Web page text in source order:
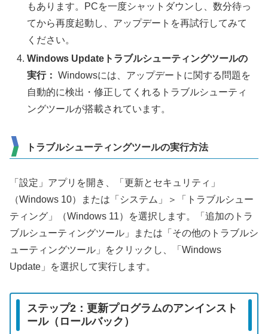
もあります。PCを一度シャットダウンし、数分待っ
てから再度起動し、アップデートを再試行してみて
ください。
Windows Updateトラブルシューティングツールの
実行： Windowsには、アップデートに関する問題を
自動的に検出・修正してくれるトラブルシューティ
ングツールが搭載されています。
トラブルシューティングツールの実行方法
「設定」アプリを開き、「更新とセキュリティ」
（Windows 10）または「システム」＞「トラブルシュー
ティング」（Windows 11）を選択します。「追加のトラ
ブルシューティングツール」または「その他のトラブルシ
ューティングツール」をクリックし、「Windows
Update」を選択して実行します。
ステップ2：更新プログラムのアンインスト
ール（ロールバック）